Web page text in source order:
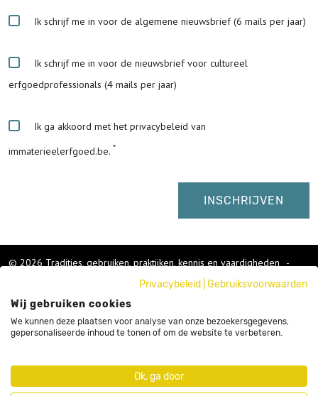
Ik schrijf me in voor de algemene nieuwsbrief (6 mails per jaar)
Ik schrijf me in voor de nieuwsbrief voor cultureel
erfgoedprofessionals (4 mails per jaar)
Ik ga akkoord met het privacybeleid van
immaterieelerfgoed.be.
© 2026 Tradities, gebruiken, praktijken, kennis en vaardigheden
-
Gebruikersvoorwaarden
Privacybeleid
Cookies
Sitemap
Webdesign by Code d'Or
Privacybeleid
Gebruiksvoorwaarden
Wij gebruiken cookies
We kunnen deze plaatsen voor analyse van onze bezoekersgegevens,
gepersonaliseerde inhoud te tonen of om de website te verbeteren.
Ok, ga door